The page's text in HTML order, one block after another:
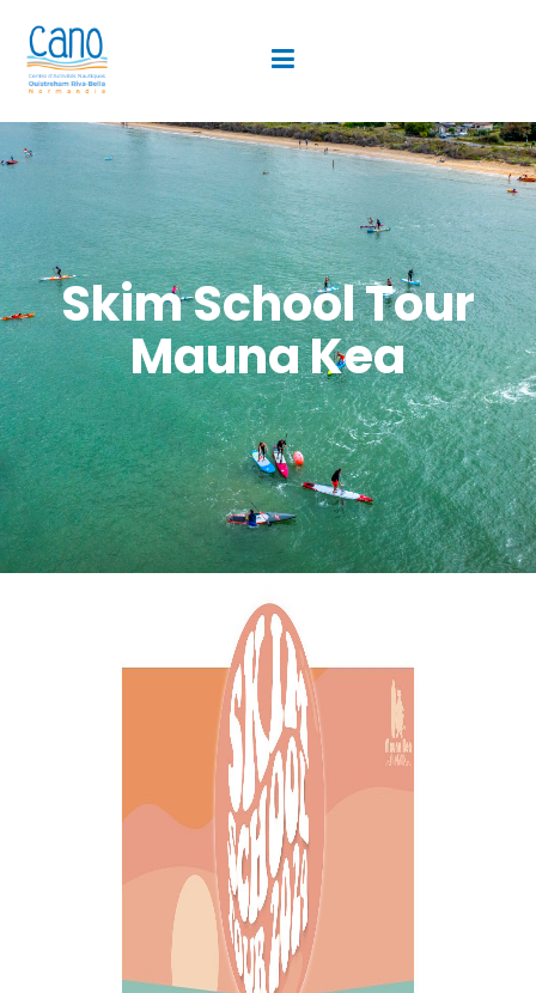
Skim School Tour
Mauna Kea